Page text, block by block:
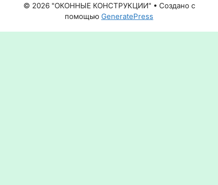
© 2026 "ОКОННЫЕ КОНСТРУКЦИИ" • Создано с
помощью GeneratePress